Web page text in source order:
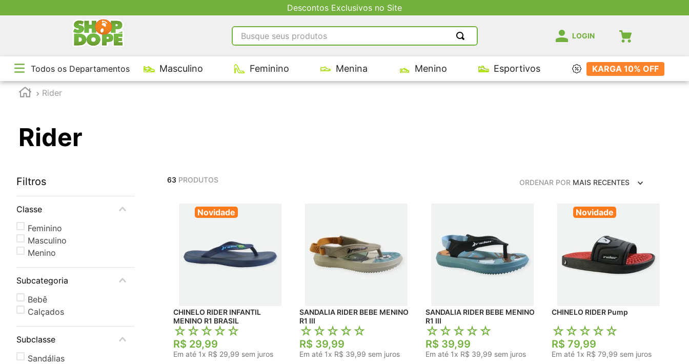
Entregas via Barco para interiores AM
Busque seus produtos
TERMOS MAIS BUSCADOS
tênis masculino
LOGIN
Todos os Departamentos Masculino Feminino Menina Menino Esportivos KARGA 10% OFF
Rider
Rider
Filtros
Classe
Feminino
Masculino
Menino
Subcategoria
Bebê
Calçados
Subclasse
Sandálias
63 PRODUTOS ORDENAR POR MAIS RECENTES
Novidade
CHINELO RIDER INFANTIL
MENINO R1 BRASIL
☆☆☆☆☆
R$ 29,99
Em até 1x R$ 29,99 sem juros
SANDALIA RIDER BEBE MENINO
R1 III
☆☆☆☆☆
R$ 39,99
Em até 1x R$ 39,99 sem juros
SANDALIA RIDER BEBE MENINO
R1 III
☆☆☆☆☆
R$ 39,99
Em até 1x R$ 39,99 sem juros
Novidade
CHINELO RIDER Pump
☆☆☆☆☆
R$ 79,99
Em até 1x R$ 79,99 sem juros